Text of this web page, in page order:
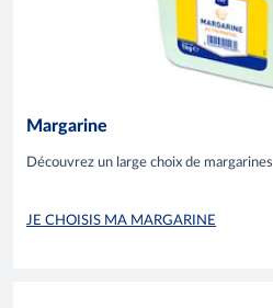
Margarine
Découvrez un large choix de margarines
JE CHOISIS MA MARGARINE